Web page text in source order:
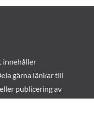
innehåller
gärna länkar till
publicering av